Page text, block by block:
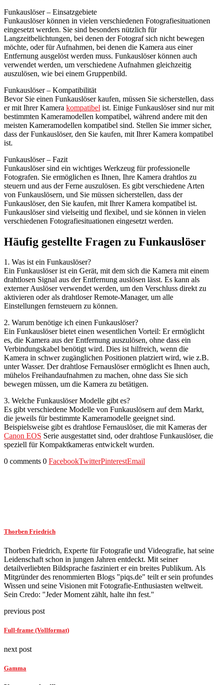
Funkauslöser – Einsatzgebiete
Funkauslöser können in vielen verschiedenen Fotografiesituationen
eingesetzt werden. Sie sind besonders nützlich für
Langzeitbelichtungen, bei denen der Fotograf sich nicht bewegen
möchte, oder für Aufnahmen, bei denen die Kamera aus einer
Entfernung ausgelöst werden muss. Funkauslöser können auch
verwendet werden, um verschiedene Aufnahmen gleichzeitig
auszulösen, wie bei einem Gruppenbild.
Funkauslöser – Kompatibilität
Bevor Sie einen Funkauslöser kaufen, müssen Sie sicherstellen, dass
er mit Ihrer Kamera kompatibel ist. Einige Funkauslöser sind nur mit
bestimmten Kameramodellen kompatibel, während andere mit den
meisten Kameramodellen kompatibel sind. Stellen Sie immer sicher,
dass der Funkauslöser, den Sie kaufen, mit Ihrer Kamera kompatibel
ist.
Funkauslöser – Fazit
Funkauslöser sind ein wichtiges Werkzeug für professionelle
Fotografen. Sie ermöglichen es Ihnen, Ihre Kamera drahtlos zu
steuern und aus der Ferne auszulösen. Es gibt verschiedene Arten
von Funkauslösern, und Sie müssen sicherstellen, dass der
Funkauslöser, den Sie kaufen, mit Ihrer Kamera kompatibel ist.
Funkauslöser sind vielseitig und flexibel, und sie können in vielen
verschiedenen Fotografiesituationen eingesetzt werden.
Häufig gestellte Fragen zu Funkauslöser
1. Was ist ein Funkauslöser?
Ein Funkauslöser ist ein Gerät, mit dem sich die Kamera mit einem
drahtlosen Signal aus der Entfernung auslösen lässt. Es kann als
externer Auslöser verwendet werden, um den Verschluss direkt zu
aktivieren oder als drahtloser Remote-Manager, um alle
Einstellungen fernsteuern zu können.
2. Warum benötige ich einen Funkauslöser?
Ein Funkauslöser bietet einen wesentlichen Vorteil: Er ermöglicht
es, die Kamera aus der Entfernung auszulösen, ohne dass ein
Verbindungskabel benötigt wird. Dies ist hilfreich, wenn die
Kamera in schwer zugänglichen Positionen platziert wird, wie z.B.
unter Wasser. Der drahtlose Fernauslöser ermöglicht es Ihnen auch,
mühelos Freihandaufnahmen zu machen, ohne dass Sie sich
bewegen müssen, um die Kamera zu betätigen.
3. Welche Funkauslöser Modelle gibt es?
Es gibt verschiedene Modelle von Funkauslösern auf dem Markt,
die jeweils für bestimmte Kameramodelle geeignet sind.
Beispielsweise gibt es drahtlose Fernauslöser, die mit Kameras der
Canon EOS Serie ausgestattet sind, oder drahtlose Funkauslöser, die
speziell für Kompaktkameras entwickelt wurden.
0 comments 0 FacebookTwitterPinterestEmail
Thorben Friedrich
Thorben Friedrich, Experte für Fotografie und Videografie, hat seine
Leidenschaft schon in jungen Jahren entdeckt. Mit seiner
detailverliebten Bildsprache fasziniert er ein breites Publikum. Als
Mitgründer des renommierten Blogs "piqs.de" teilt er sein profundes
Wissen und seine Visionen mit Fotografie-Enthusiasten weltweit.
Sein Credo: "Jeder Moment zählt, halte ihn fest."
previous post
Full-frame (Vollformat)
next post
Gamma